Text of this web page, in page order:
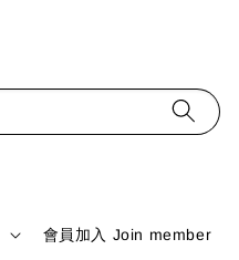
會員加入 Join member